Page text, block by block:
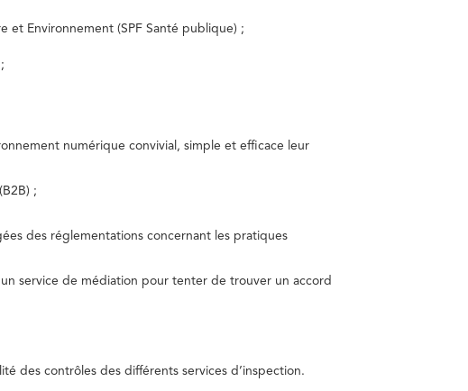
et Environnement (SPF Santé publique) ;
numérique convivial, simple et efficace leur
;
des réglementations concernant les pratiques
service de médiation pour tenter de trouver un accord
des contrôles des différents services d’inspection.